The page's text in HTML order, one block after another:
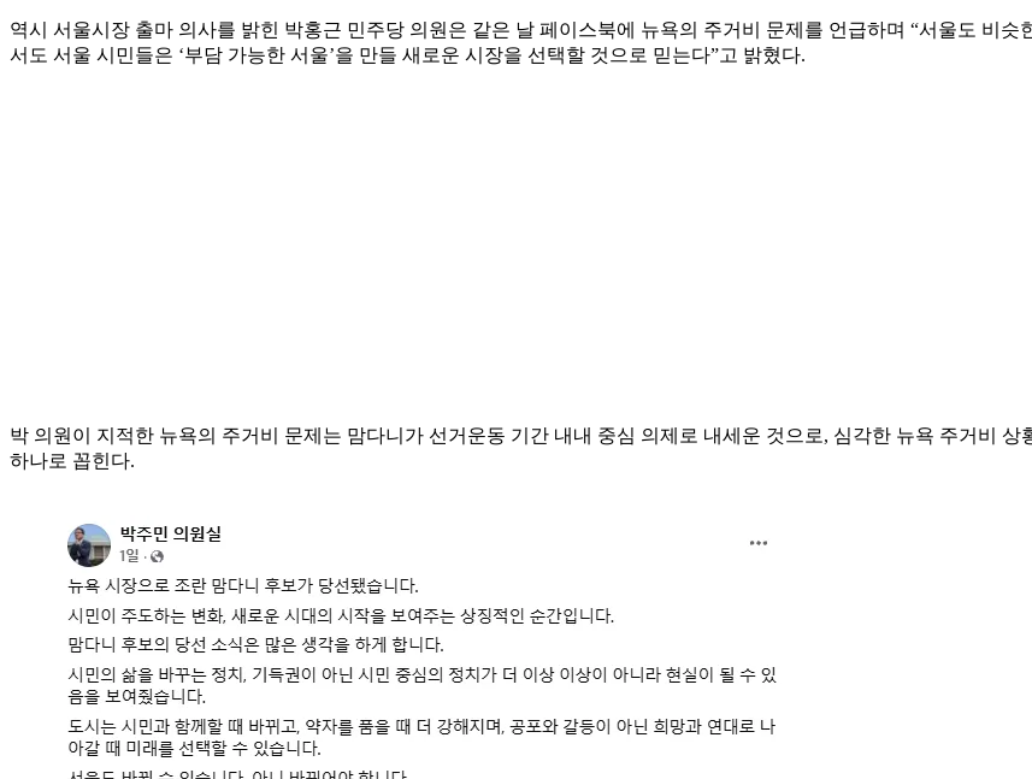
역시 서울시장 출마 의사를 밝힌 박홍근 민주당 의원은 같은 날 페이스북에 뉴욕의 주거비 문제를 언급하며 “서울도 비
서도 서울 시민들은 ‘부담 가능한 서울’을 만들 새로운 시장을 선택할 것으로 믿는다”고 밝혔다.
박 의원이 지적한 뉴욕의 주거비 문제는 맘다니가 선거운동 기간 내내 중심 의제로 내세운 것으로, 심각한 뉴욕 주거비
하나로 꼽힌다.